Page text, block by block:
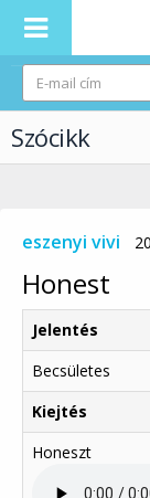
Szócikk
eszenyi vivi
Honest
Jelentés
Becsületes
Kiejtés
Honeszt